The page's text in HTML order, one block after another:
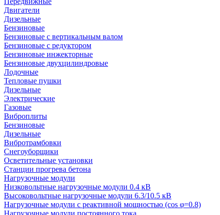
Двигатели
Дизельные
Бензиновые
Бензиновые с вертикальным валом
Бензиновые с редуктором
Бензиновые инжекторные
Бензиновые двухцилиндровые
Лодочные
Тепловые пушки
Дизельные
Электрические
Газовые
Виброплиты
Бензиновые
Дизельные
Вибротрамбовки
Снегоуборщики
Осветительные установки
Станции прогрева бетона
Нагрузочные модули
Низковольтные нагрузочные модули 0.4 кВ
Высоковольтные нагрузочные модули 6.3/10.5 кВ
Нагрузочные модули с реактивной мощностью (cos φ=0.8)
Нагрузочные модули постоянного тока